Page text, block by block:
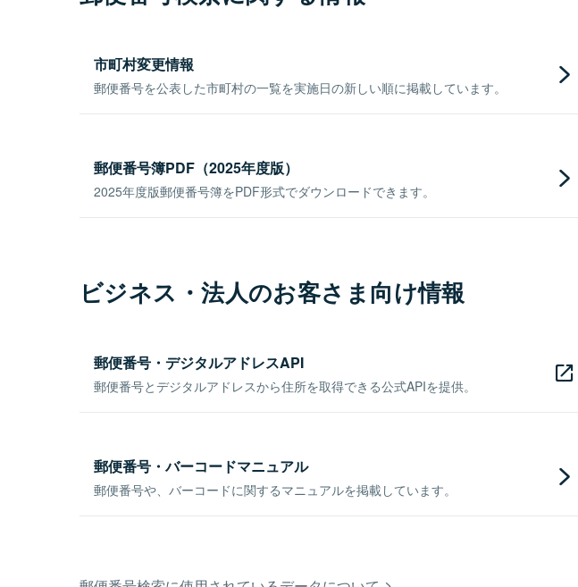
市町村変更情報
郵便番号を公表した市町村の一覧を実施日の新しい順に掲載しています。
郵便番号簿PDF（2025年度版）
2025年度版郵便番号簿をPDF形式でダウンロードできます。
ビジネス・法人のお客さま向け情報
郵便番号・デジタルアドレスAPI
郵便番号とデジタルアドレスから住所を取得できる公式APIを提供。
郵便番号・バーコードマニュアル
郵便番号や、バーコードに関するマニュアルを掲載しています。